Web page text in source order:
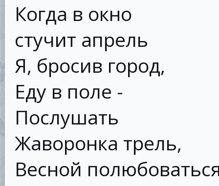
Когда в окно
стучит апрель
Я, бросив город,
Еду в поле -
Послушать
Жаворонка трель,
Весной